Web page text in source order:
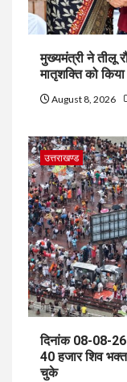
मुख्यमंत्री ने तीलू
मातृशक्ति को किया
August 8, 2026
उत्तराखण्ड
दिनांक 08-08-
40 हजार शिव
चुके